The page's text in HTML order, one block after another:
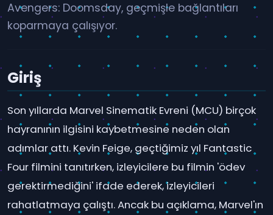
Avengers: Doomsday, geçmişle bağlantıları
koparmaya çalışıyor.
Giriş
Son yıllarda Marvel Sinematik Evreni (MCU) birçok
hayranının ilgisini kaybetmesine neden olan
adımlar attı. Kevin Feige, geçtiğimiz yıl Fantastic
Four filmini tanıtırken, izleyicilere bu filmin 'ödev
gerektirmediğini' ifade ederek, izleyicileri
rahatlatmaya çalıştı. Ancak bu açıklama, Marvel'ın